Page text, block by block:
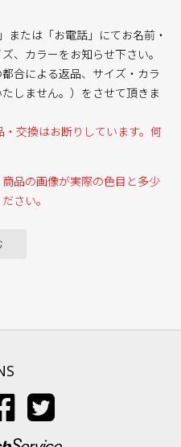
または「お電話」にてお名前・
、カラーをお知らせ下さい。
合による返品、サイズ・カラ
しません。）をさせて頂きま
・交換はお断りしています。何
品の画像が実際の色目と多少
さい。